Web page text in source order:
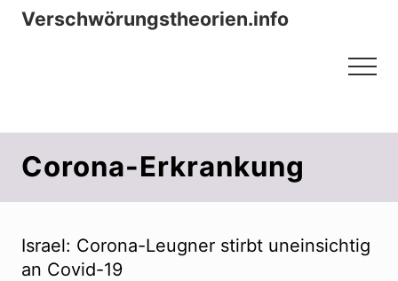
Menu
Zum
ZurVerschwörungstheorien.info
Menu
Corona-Erkrankung
Israel: Corona-Leugner stirbt uneinsichtig
an Covid-19